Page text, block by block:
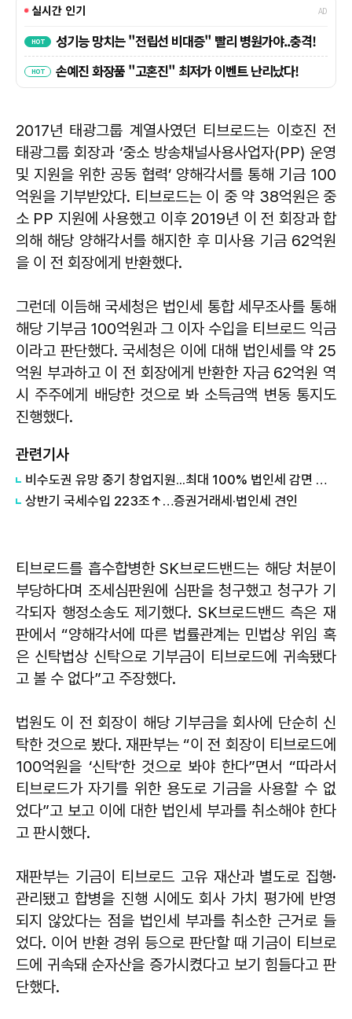
2017년 태광그룹 계열사였던 티브로드는 이호진 전
태광그룹 회장과 ‘중소 방송채널사용사업자(PP) 운영
및 지원을 위한 공동 협력’ 양해각서를 통해 기금 100
억원을 기부받았다. 티브로드는 이 중 약 38억원은 중
소 PP 지원에 사용했고 이후 2019년 이 전 회장과 합
의해 해당 양해각서를 해지한 후 미사용 기금 62억원
을 이 전 회장에게 반환했다.
그런데 이듬해 국세청은 법인세 통합 세무조사를 통해
해당 기부금 100억원과 그 이자 수입을 티브로드 익금
이라고 판단했다. 국세청은 이에 대해 법인세를 약 25
억원 부과하고 이 전 회장에게 반환한 자금 62억원 역
시 주주에게 배당한 것으로 봐 소득금액 변동 통지도
진행했다.
관련기사
비수도권 유망 중기 창업지원...최대 100% 법인세 감면 나서
상반기 국세수입 223조↑…증권거래세·법인세 견인
티브로드를 흡수합병한 SK브로드밴드는 해당 처분이
부당하다며 조세심판원에 심판을 청구했고 청구가 기
각되자 행정소송도 제기했다. SK브로드밴드 측은 재
판에서 “양해각서에 따른 법률관계는 민법상 위임 혹
은 신탁법상 신탁으로 기부금이 티브로드에 귀속됐다
고 볼 수 없다”고 주장했다.
법원도 이 전 회장이 해당 기부금을 회사에 단순히 신
탁한 것으로 봤다. 재판부는 “이 전 회장이 티브로드에
100억원을 ‘신탁’한 것으로 봐야 한다”면서 “따라서
티브로드가 자기를 위한 용도로 기금을 사용할 수 없
었다”고 보고 이에 대한 법인세 부과를 취소해야 한다
고 판시했다.
재판부는 기금이 티브로드 고유 재산과 별도로 집행·
관리됐고 합병을 진행 시에도 회사 가치 평가에 반영
되지 않았다는 점을 법인세 부과를 취소한 근거로 들
었다. 이어 반환 경위 등으로 판단할 때 기금이 티브로
드에 귀속돼 순자산을 증가시켰다고 보기 힘들다고 판
단했다.